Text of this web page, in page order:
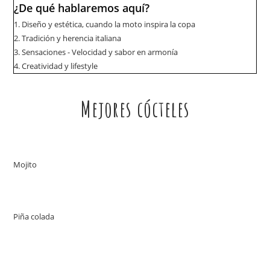
¿De qué hablaremos aquí?
1. Diseño y estética, cuando la moto inspira la copa
2.Tradición y herencia italiana
3.Sensaciones - Velocidad y sabor en armonía
4.Creatividad y lifestyle
Mejores cócteles
Mojito
Piña colada